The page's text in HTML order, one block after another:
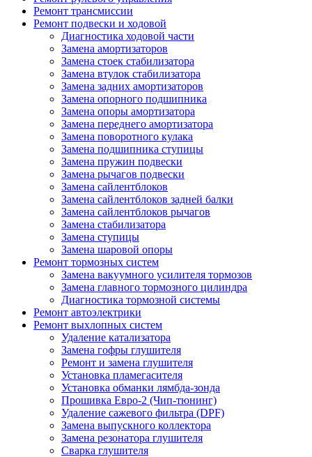
Ремонт трансмиссии
Ремонт подвески и ходовой
Диагностика ходовой части
Замена амортизаторов
Замена стоек стабилизатора
Замена втулок стабилизатора
Замена задних амортизаторов
Замена опорного подшипника
Замена опоры амортизатора
Замена переднего амортизатора
Замена поворотного кулака
Замена подшипника ступицы
Замена пружин подвески
Замена рычагов подвески
Замена сайлентблоков
Замена сайлентблоков задней балки
Замена сайлентблоков рычагов
Замена стабилизатора
Замена ступицы
Замена шаровой опоры
Ремонт тормозных систем
Замена вакуумного усилителя тормозов
Замена главного тормозного цилиндра
Диагностика тормозной системы
Ремонт автоэлектрики
Ремонт выхлопных систем
Удаление катализатора
Замена гофры глушителя
Ремонт и замена глушителя
Установка пламегасителя
Установка обманки лямбда-зонда
Прошивка Евро-2 (Чип-тюнинг)
Удаление сажевого фильтра (DPF)
Замена выпускного коллектора
Замена резонатора глушителя
Сварка глушителя